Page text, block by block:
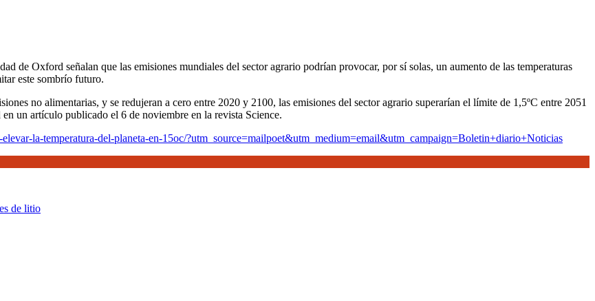
de Oxford señalan que las emisiones mundiales del sector agrario podrían provocar, por sí solas, un aumento de las temperaturas
este sombrío futuro.
no alimentarias, y se redujeran a cero entre 2020 y 2100, las emisiones del sector agrario superarían el límite de 1,5ºC entre 2051
un artículo publicado el 6 de noviembre en la revista Science.
la-temperatura-del-planeta-en-15oc/?utm_source=mailpoet&utm_medium=email&utm_campaign=Boletin+diario+Noticias
de litio